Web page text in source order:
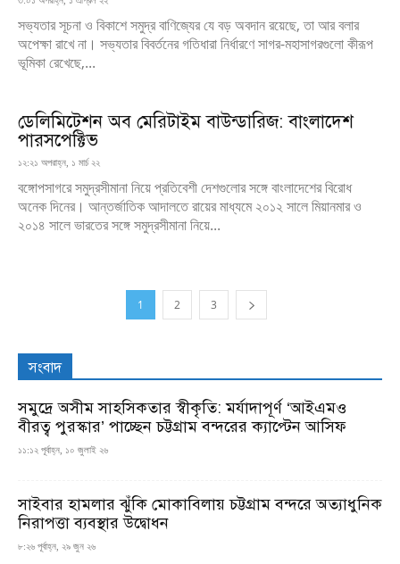
সভ্যতার সূচনা ও বিকাশে সমুদ্র বাণিজ্যের যে বড় অবদান রয়েছে, তা আর বলার
অপেক্ষা রাখে না। সভ্যতার বিবর্তনের গতিধারা নির্ধারণে সাগর-মহাসাগরগুলো কীরূপ
ভূমিকা রেখেছে,...
ডেলিমিটেশন অব মেরিটাইম বাউন্ডারিজ: বাংলাদেশ
পারসপেক্টিভ
১২:২১ অপরাহ্ন, ১ মার্চ ২২
বঙ্গোপসাগরে সমুদ্রসীমানা নিয়ে প্রতিবেশী দেশগুলোর সঙ্গে বাংলাদেশের বিরোধ
অনেক দিনের। আন্তর্জাতিক আদালতে রায়ের মাধ্যমে ২০১২ সালে মিয়ানমার ও
২০১৪ সালে ভারতের সঙ্গে সমুদ্রসীমানা নিয়ে...
1 2 3
সংবাদ
সমুদ্রে অসীম সাহসিকতার স্বীকৃতি: মর্যাদাপূর্ণ ‘আইএমও
বীরত্ব পুরস্কার’ পাচ্ছেন চট্টগ্রাম বন্দরের ক্যাপ্টেন আসিফ
১১:১২ পূর্বাহ্ন, ১০ জুলাই ২৬
সাইবার হামলার ঝুঁকি মোকাবিলায় চট্টগ্রাম বন্দরে অত্যাধুনিক
নিরাপত্তা ব্যবস্থার উদ্বোধন
৮:২৬ পূর্বাহ্ন, ২৯ জুন ২৬